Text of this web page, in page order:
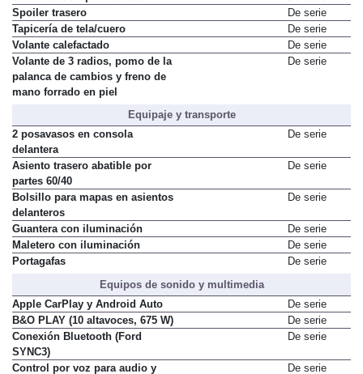
Salida de escape cromada
De serie
Spoiler trasero
De serie
Tapicería de tela/cuero
De serie
Volante calefactado
De serie
Volante de 3 radios, pomo de la
palanca de cambios y freno de
Equipaje y transporte
2 posavasos en consola
delantera
Asiento trasero abatible por
partes 60/40
Bolsillo para mapas en asientos
delanteros
Guantera con iluminación
De serie
Maletero con iluminación
De serie
Equipos de sonido y multimedia
Apple CarPlay y Android Auto
De serie
B&O PLAY (10 altavoces, 675 W)
De serie
Conexión Bluetooth (Ford
SYNC3)